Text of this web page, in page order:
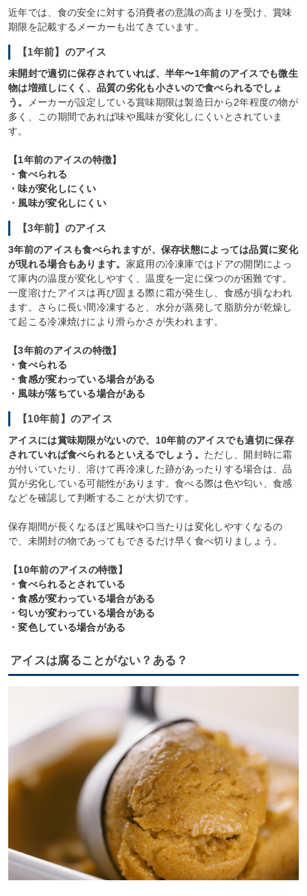
近年では、食の安全に対する消費者の意識の高まりを受け、賞味
期限を記載するメーカーも出てきています。
【1年前】のアイス
未開封で適切に保存されていれば、半年〜1年前のアイスでも微生
物は増殖しにくく、品質の劣化も小さいので食べられるでしょ
う。
メーカーが設定している賞味期限は製造日から2年程度の物が
多く、この期間であれば味や風味が変化しにくいとされていま
す。
【1年前のアイスの特徴】
・食べられる
・味が変化しにくい
・風味が変化しにくい
【3年前】のアイス
3年前のアイスも食べられますが、保存状態によっては品質に変化
が現れる場合もあります。 家庭用の冷凍庫ではドアの開閉によっ
て庫内の温度が変化しやすく、温度を一定に保つのが困難です。
一度溶けたアイスは再び固まる際に霜が発生し、食感が損なわれ
ます。さらに長い間冷凍すると、水分が蒸発して脂肪分が乾燥し
て起こる冷凍焼けにより滑らかさが失われます。
【3年前のアイスの特徴】
・食べられる
・食感が変わっている場合がある
・風味が落ちている場合がある
【10年前】のアイス
アイスには賞味期限がないので、10年前のアイスでも適切に保存
されていれば食べられるといえるでしょう。 ただし、開封時に霜
が付いていたり、溶けて再冷凍した跡があったりする場合は、品
質が劣化している可能性があります。食べる際は色や匂い、食感
などを確認して判断することが大切です。
保存期間が長くなるほど風味や口当たりは変化しやすくなるの
で、未開封の物であってもできるだけ早く食べ切りましょう。
【10年前のアイスの特徴】
・食べられるとされている
・食感が変わっている場合がある
・匂いが変わっている場合がある
・変色している場合がある
アイスは腐ることがない？ある？